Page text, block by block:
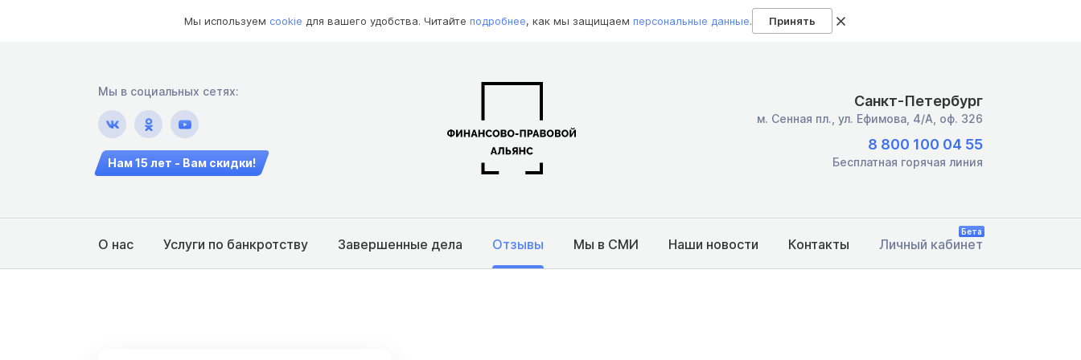
Мы используем cookie для вашего удобства. Читайте подробнее, как мы защищаем персональные данные. Принять
Мы в социальных сетях:
Нам 15 лет - Вам скидки!
Санкт-Петербург
м. Сенная пл., ул. Ефимова, 4/А, оф. 326
8 800 100 04 55
Бесплатная горячая линия
О нас Услуги по банкротству Завершенные дела Отзывы Мы в СМИ Наши новости Контакты Личный кабинет
Бета